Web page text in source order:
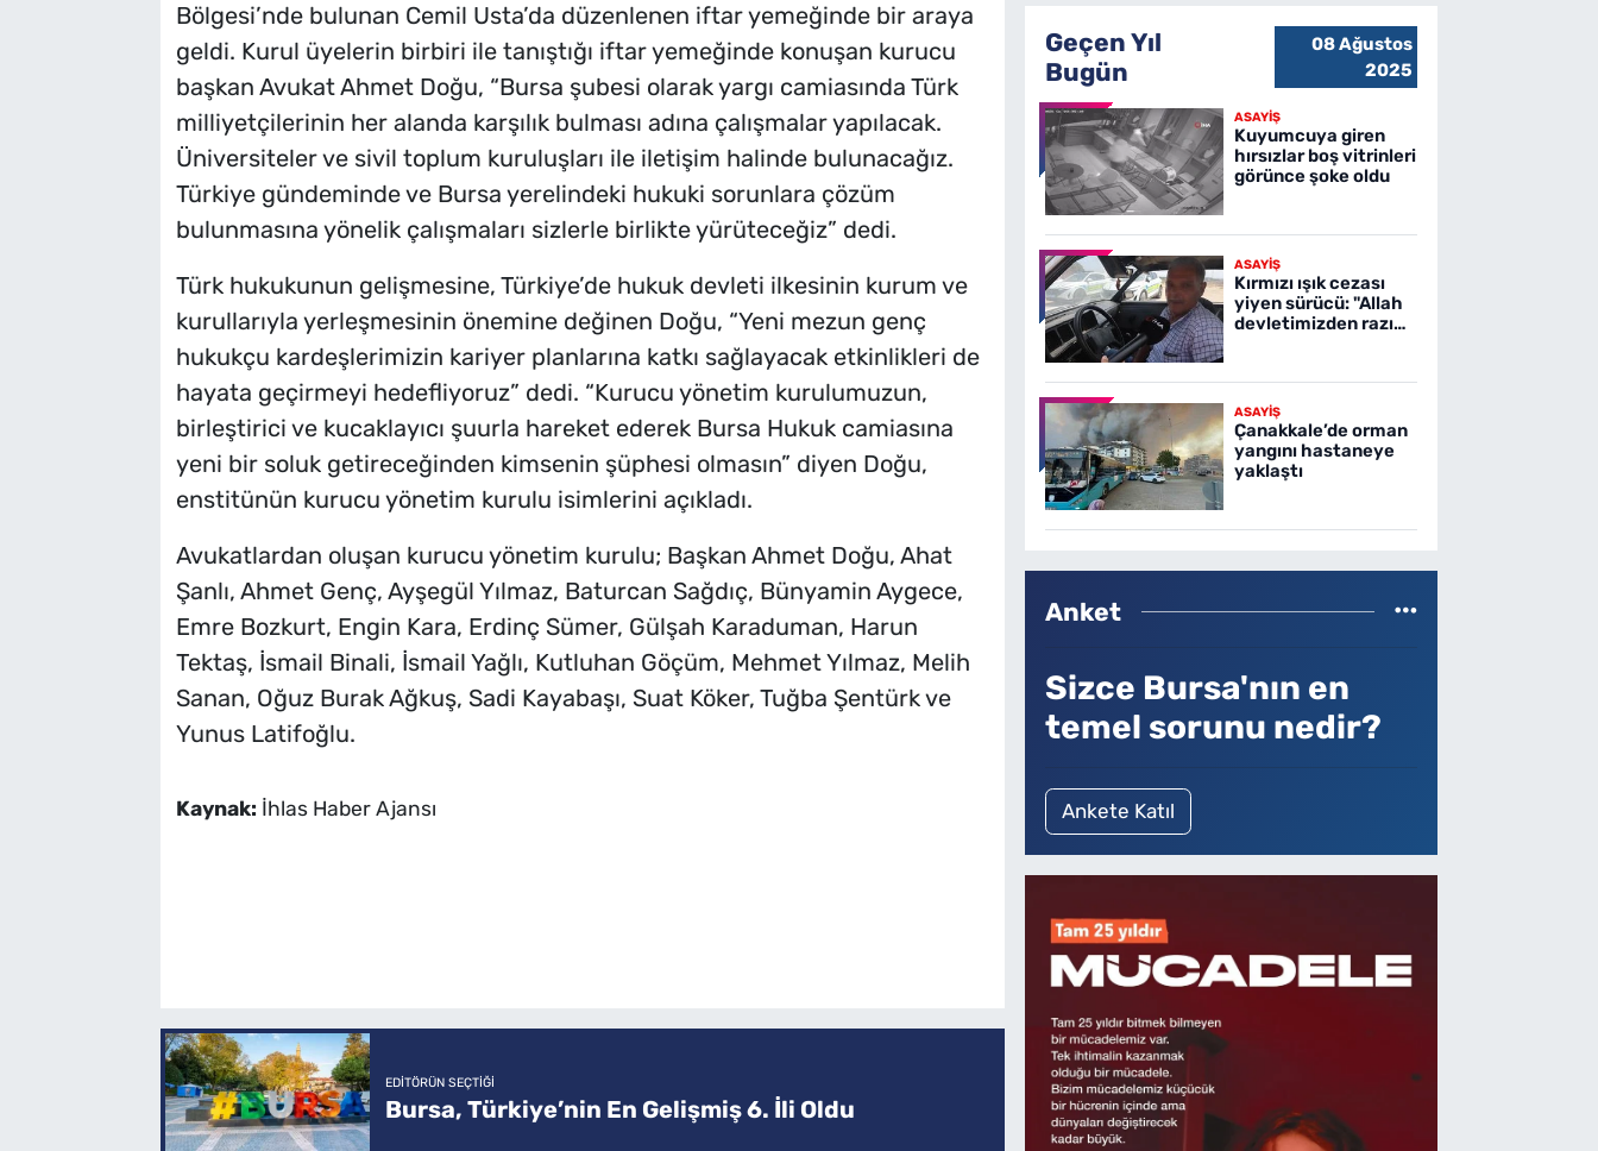
Bölgesi’nde bulunan Cemil Usta’da düzenlenen iftar yemeğinde bir araya
geldi. Kurul üyelerin birbiri ile tanıştığı iftar yemeğinde konuşan kurucu
başkan Avukat Ahmet Doğu, “Bursa şubesi olarak yargı camiasında Türk
milliyetçilerinin her alanda karşılık bulması adına çalışmalar yapılacak.
Üniversiteler ve sivil toplum kuruluşları ile iletişim halinde bulunacağız.
Türkiye gündeminde ve Bursa yerelindeki hukuki sorunlara çözüm
bulunmasına yönelik çalışmaları sizlerle birlikte yürüteceğiz” dedi.
Türk hukukunun gelişmesine, Türkiye’de hukuk devleti ilkesinin kurum ve
kurullarıyla yerleşmesinin önemine değinen Doğu, “Yeni mezun genç
hukukçu kardeşlerimizin kariyer planlarına katkı sağlayacak etkinlikleri de
hayata geçirmeyi hedefliyoruz” dedi. “Kurucu yönetim kurulumuzun,
birleştirici ve kucaklayıcı şuurla hareket ederek Bursa Hukuk camiasına
yeni bir soluk getireceğinden kimsenin şüphesi olmasın” diyen Doğu,
enstitünün kurucu yönetim kurulu isimlerini açıkladı.
Avukatlardan oluşan kurucu yönetim kurulu; Başkan Ahmet Doğu, Ahat
Şanlı, Ahmet Genç, Ayşegül Yılmaz, Baturcan Sağdıç, Bünyamin Aygece,
Emre Bozkurt, Engin Kara, Erdinç Sümer, Gülşah Karaduman, Harun
Tektaş, İsmail Binali, İsmail Yağlı, Kutluhan Göçüm, Mehmet Yılmaz, Melih
Sanan, Oğuz Burak Ağkuş, Sadi Kayabaşı, Suat Köker, Tuğba Şentürk ve
Yunus Latifoğlu.
Kaynak: İhlas Haber Ajansı
EDITÖRÜN SEÇTIĞI
Bursa, Türkiye’nin En Gelişmiş 6. İli Oldu
Geçen Yıl
Bugün
08 Ağustos
2025
ASAYİŞ
Kuyumcuya giren
hırsızlar boş vitrinleri
görünce şoke oldu
ASAYİŞ
Kırmızı ışık cezası
yiyen sürücü: "Allah
devletimizden razı
ASAYİŞ
Çanakkale’de orman
yangını hastaneye
yaklaştı
Anket
Sizce Bursa'nın en
temel sorunu nedir?
Ankete Katıl